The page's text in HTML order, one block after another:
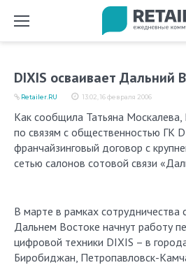
DIXIS осваивает Дальний
13:02, 16 февраля 2006
Retailer.RU
Как сообщила Татьяна Москалева, Руководитель службы
по связям с общественностью ГК
франчайзинговый договор с
сетью салонов сотовой связи
В марте в рамках
Дальнем Востоке начнут работу
цифровой техники DIXIS – в
Биробиджан, Петропавловск-